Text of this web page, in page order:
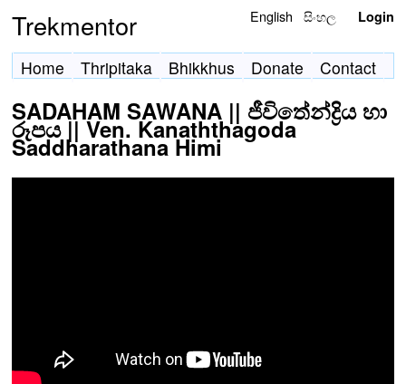
Trekmentor English සිංහල Login
Home Thripitaka Bhikkhus Donate Contact
SADAHAM SAWANA || ජීවිතේන්ද්‍රිය හා
රූපය || Ven. Kanaththagoda
Saddharathana Himi